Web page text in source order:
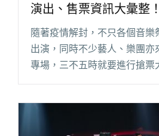
演出、售票資訊大彙整
隨著疫情解封，不只各個音樂
出演，同時不少藝人、樂團亦
專場，三不五時就要進行搶票
fin.、宇多田光⋯⋯2024 來台